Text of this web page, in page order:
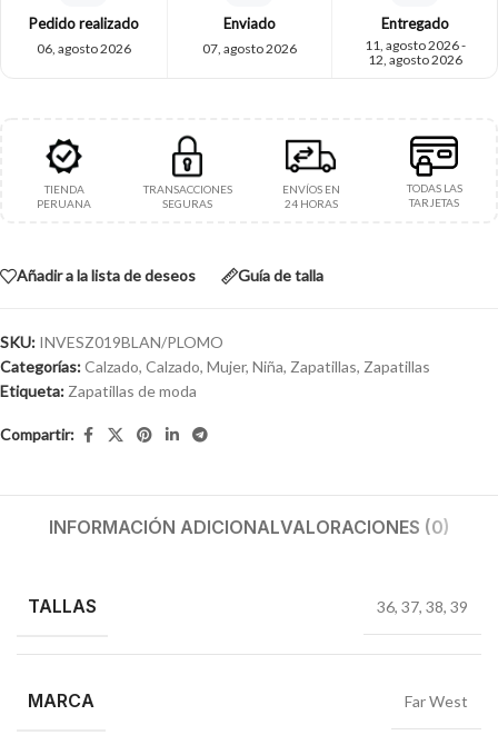
Pedido realizado
06, agosto 2026
Enviado
07, agosto 2026
Entregado
11, agosto 2026 -
12, agosto 2026
TIENDA
PERUANA
TRANSACCIONES
SEGURAS
ENVÍOS EN
24 HORAS
TODAS LAS
TARJETAS
Añadir a la lista de deseos Guía de talla
SKU: INVESZ019BLAN/PLOMO
Categorías:Calzado, Calzado, Mujer, Niña, Zapatillas, Zapatillas
Etiqueta: Zapatillas de moda
Compartir:
INFORMACIÓN ADICIONALVALORACIONES (0)
TALLAS 36, 37, 38, 39
MARCA Far West